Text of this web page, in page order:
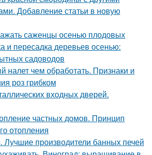
Добавление статьи в новую
саженцы осенью плодовых
и пересадка деревьев осенью:
садоводов
налет чем обработать. Признаки и
роз грибком
входных дверей.
частных домов. Принцип
отопления
Лучшие производители банных печей